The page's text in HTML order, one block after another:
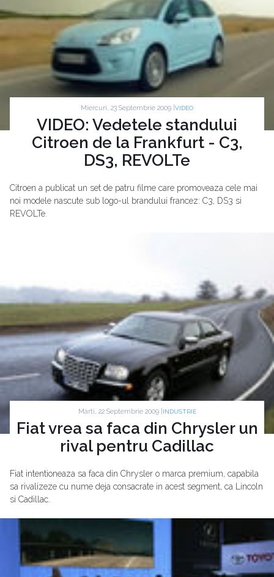
Miercuri, 23 Septembrie 2009 | VIDEO
VIDEO: Vedetele standului
Citroen de la Frankfurt - C3,
DS3, REVOLTe
Citroen a publicat un set de patru filme care promoveaza cele mai
noi modele nascute sub logo-ul brandului francez: C3, DS3 si
REVOLTe.
Marti, 22 Septembrie 2009 | INDUSTRIE
Fiat vrea sa faca din Chrysler un
rival pentru Cadillac
Fiat intentioneaza sa faca din Chrysler o marca premium, capabila
sa rivalizeze cu nume deja consacrate in acest segment, ca Lincoln
si Cadillac.